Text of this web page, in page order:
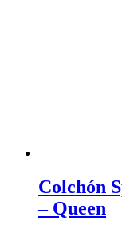
Colchón
– Queen